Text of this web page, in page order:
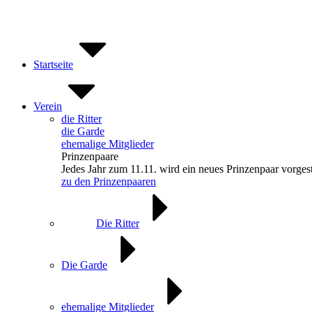
Startseite
Verein
die Ritter
die Garde
ehemalige Mitglieder
Prinzenpaare
Jedes Jahr zum 11.11. wird ein neues Prinzenpaar
zu den Prinzenpaaren
Die Ritter
Die Garde
ehemalige Mitglieder